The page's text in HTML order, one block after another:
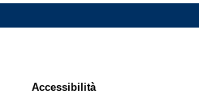
Accessibilità